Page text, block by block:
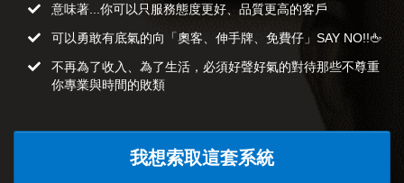
意味著...你可以只服務態度更好、品質更高的客戶
​可以勇敢有底氣的向「奧客、伸手牌、免費仔」SAY NO!!🖕
​不再為了收入、為了生活，必須好聲好氣的對待那些不尊重
你專業與時間的敗類
我想索取這套系統